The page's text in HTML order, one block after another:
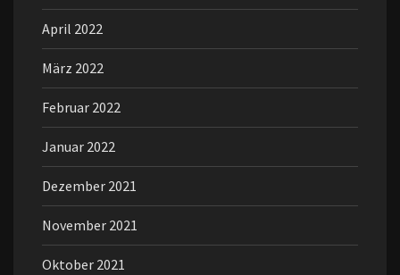
April 2022
März 2022
Februar 2022
Januar 2022
Dezember 2021
November 2021
Oktober 2021